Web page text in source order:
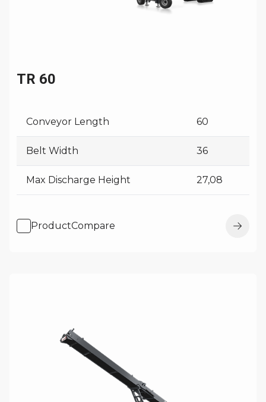
TR 60
Conveyor Length 60
Belt Width 36
Max Discharge Height 27,08
ProductCompare